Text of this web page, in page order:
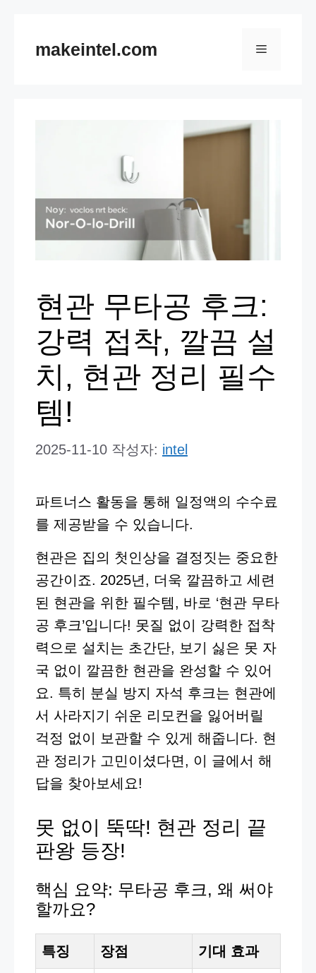
makeintel.com 메
현관 무타공 후크:
강력 접착, 깔끔 설
치, 현관 정리 필수
템!
2025-11-10 작성자: intel
파트너스 활동을 통해 일정액의 수수료
를 제공받을 수 있습니다.
현관은 집의 첫인상을 결정짓는 중요한
공간이죠. 2025년, 더욱 깔끔하고 세련
된 현관을 위한 필수템, 바로 ‘현관 무타
공 후크’입니다! 못질 없이 강력한 접착
력으로 설치는 초간단, 보기 싫은 못 자
국 없이 깔끔한 현관을 완성할 수 있어
요. 특히 분실 방지 자석 후크는 현관에
서 사라지기 쉬운 리모컨을 잃어버릴
걱정 없이 보관할 수 있게 해줍니다. 현
관 정리가 고민이셨다면, 이 글에서 해
답을 찾아보세요!
못 없이 뚝딱! 현관 정리 끝
판왕 등장!
핵심 요약: 무타공 후크, 왜 써야
할까요?
특징 장점 기대 효과